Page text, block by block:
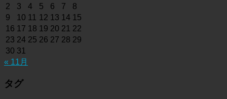
2
3 4 5 6 7
8
9
10 11 12 13 14 15
16 17 18 19 20 21 22
23 24 25 26 27 28 29
30 31
« 11月
タグ